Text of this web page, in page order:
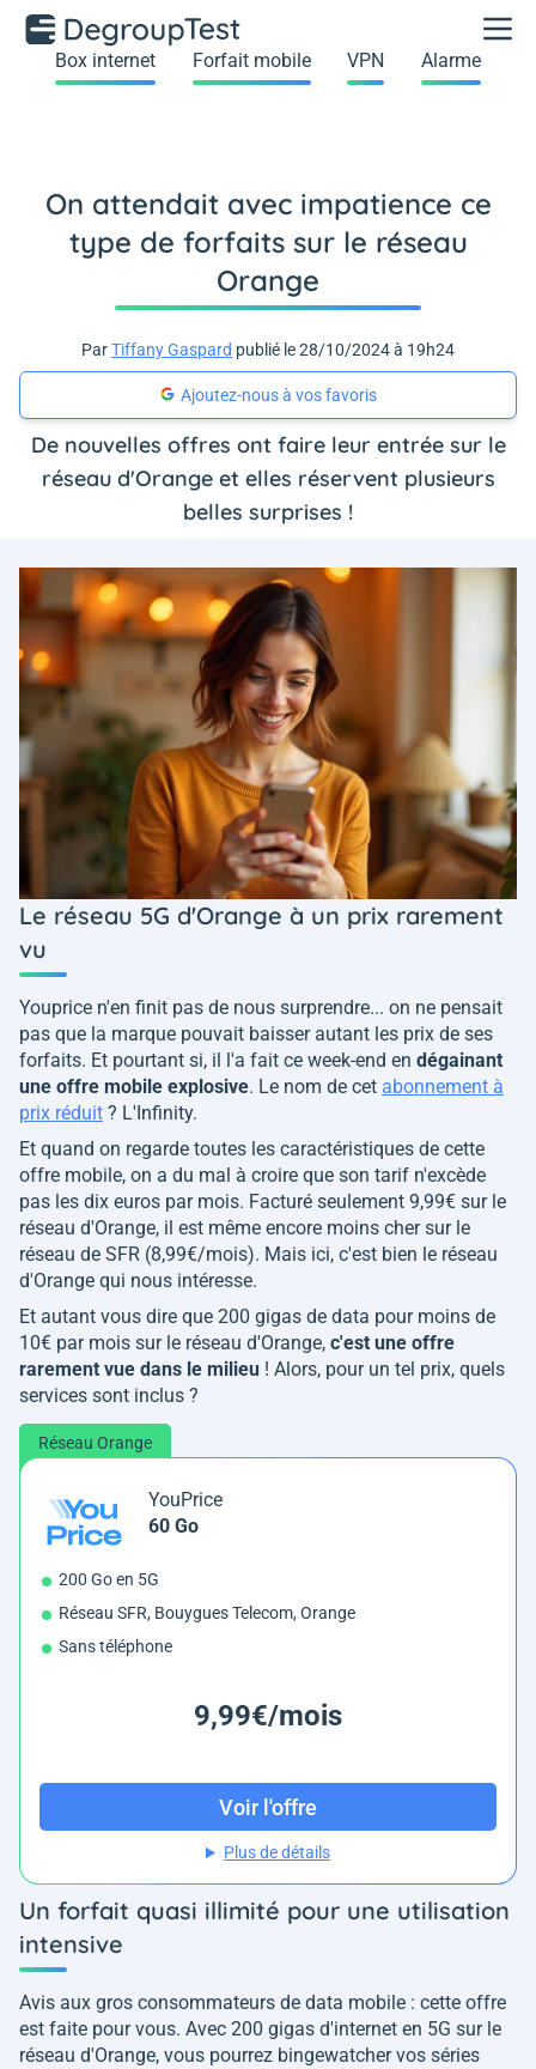
Box internet Forfait mobile VPN Alarme
On attendait avec impatience ce
type de forfaits sur le réseau
Orange
ParTiffany Gaspard publié le 28/10/2024 à 19h24
Ajoutez-nous à vos favoris
De nouvelles offres ont faire leur entrée sur le
réseau d'Orange et elles réservent plusieurs
belles surprises !
Le réseau 5G d'Orange à un prix rarement
vu
Youprice n'en finit pas de nous surprendre... on ne pensait
pas que la marque pouvait baisser autant les prix de ses
forfaits. Et pourtant si, il l'a fait ce week-end en dégainant
une offre mobile explosive. Le nom de cet abonnement à
prix réduit ? L'Infinity.
Et quand on regarde toutes les caractéristiques de cette
offre mobile, on a du mal à croire que son tarif n'excède
pas les dix euros par mois. Facturé seulement 9,99€ sur le
réseau d'Orange, il est même encore moins cher sur le
réseau de SFR (8,99€/mois). Mais ici, c'est bien le réseau
d'Orange qui nous intéresse.
Et autant vous dire que 200 gigas de data pour moins de
10€ par mois sur le réseau d'Orange, c'est une offre
rarement vue dans le milieu ! Alors, pour un tel prix, quels
services sont inclus ?
Réseau Orange
YouPrice
60 Go
200 Go en 5G
Réseau SFR, Bouygues Telecom, Orange
Sans téléphone
9,99€/mois
Voir l'offre
Plus de détails
Un forfait quasi illimité pour une utilisation
intensive
Avis aux gros consommateurs de data mobile : cette offre
est faite pour vous. Avec 200 gigas d'internet en 5G sur le
réseau d'Orange, vous pourrez bingewatcher vos séries